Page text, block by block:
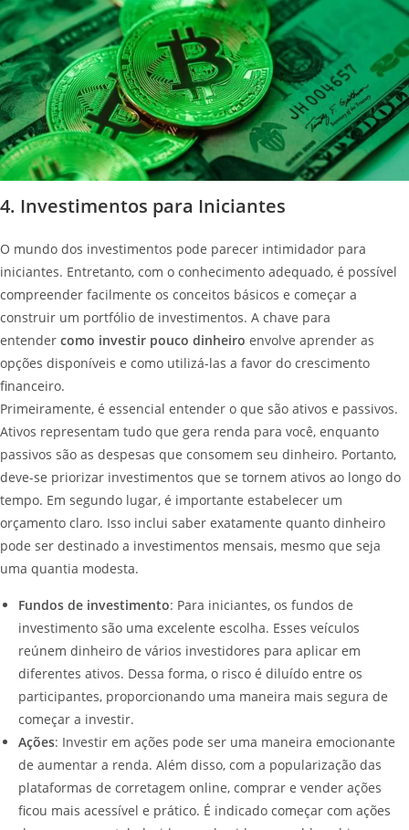
4. Investimentos para Iniciantes
O mundo dos investimentos pode parecer intimidador para
iniciantes. Entretanto, com o conhecimento adequado, é possível
compreender facilmente os conceitos básicos e começar a
construir um portfólio de investimentos. A chave para
entender como investir pouco dinheiro envolve aprender as
opções disponíveis e como utilizá-las a favor do crescimento
financeiro.
Primeiramente, é essencial entender o que são ativos e passivos.
Ativos representam tudo que gera renda para você, enquanto
passivos são as despesas que consomem seu dinheiro. Portanto,
deve-se priorizar investimentos que se tornem ativos ao longo do
tempo. Em segundo lugar, é importante estabelecer um
orçamento claro. Isso inclui saber exatamente quanto dinheiro
pode ser destinado a investimentos mensais, mesmo que seja
uma quantia modesta.
Fundos de investimento: Para iniciantes, os fundos de
investimento são uma excelente escolha. Esses veículos
reúnem dinheiro de vários investidores para aplicar em
diferentes ativos. Dessa forma, o risco é diluído entre os
participantes, proporcionando uma maneira mais segura de
começar a investir.
Ações: Investir em ações pode ser uma maneira emocionante
de aumentar a renda. Além disso, com a popularização das
plataformas de corretagem online, comprar e vender ações
ficou mais acessível e prático. É indicado começar com ações